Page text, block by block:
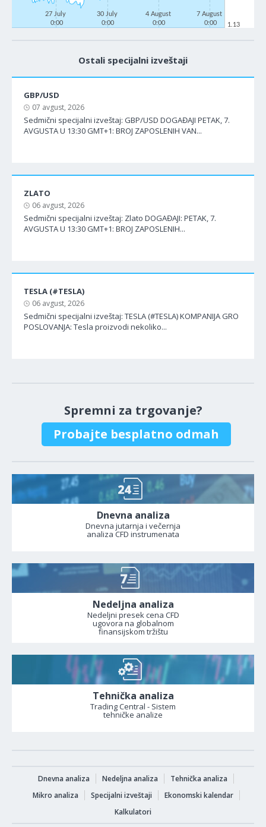
27 July
0:00
30 July
0:00
4 August
0:00
7 August
0:00
1.13
Ostali specijalni izveštaji
GBP/USD
07 avgust, 2026
Sedmični specijalni izveštaj: GBP/USD DOGAĐAJI PETAK, 7.
AVGUSTA U 13:30 GMT+1: BROJ ZAPOSLENIH VAN...
ZLATO
06 avgust, 2026
Sedmični specijalni izveštaj: Zlato DOGAĐAJI: PETAK, 7.
AVGUSTA U 13:30 GMT+1: BROJ ZAPOSLENIH...
TESLA (#TESLA)
06 avgust, 2026
Sedmični specijalni izveštaj: TESLA (#TESLA) KOMPANIJA GRO
POSLOVANJA: Tesla proizvodi nekoliko...
Spremni za trgovanje?
Probajte besplatno odmah
Dnevna analiza
Dnevna jutarnja i večernja
analiza CFD instrumenata
Nedeljna analiza
Nedeljni presek cena CFD
ugovora na globalnom
finansijskom tržištu
Tehnička analiza
Trading Central - Sistem
tehničke analize
Dnevna analiza Nedeljna analiza
Tehnička analiza
Mikro analiza
Specijalni izveštaji
Ekonomski kalendar
Kalkulatori